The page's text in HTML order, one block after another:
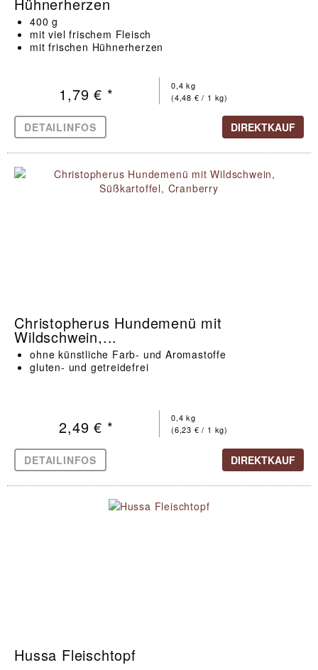
400 g
mit viel frischem Fleisch
mit frischen Hühnerherzen
0,4 kg
(4,48 € / 1 kg)
1,79 € *
DETAILINFOS DIREKTKAUF
Christopherus Hundemenü mit
Wildschwein,...
ohne künstliche Farb- und Aromastoffe
gluten- und getreidefrei
0,4 kg
(6,23 € / 1 kg)
2,49 € *
DETAILINFOS DIREKTKAUF
Hussa Fleischtopf